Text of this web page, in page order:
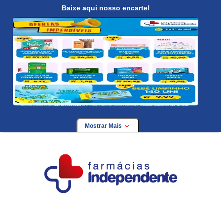
Baixe aqui nosso encarte!
Mostrar Mais